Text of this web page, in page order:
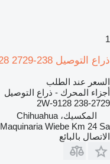
1
ذراع التوصيل 238-2729 2W-9128 لـ حفارة Caterpillar 3126
السعر عند الطلب
أجزاء المحرك - ذراع التوصيل
238-2729 2W-9128
المكسيك، Chihuahua
Maquinaria Wiebe Km 24 Sa
الاتصال بالبائع